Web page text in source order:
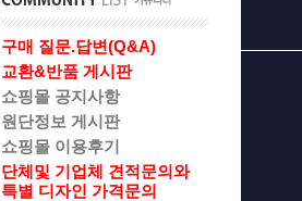
구매 질문.답변(Q&A)
교환&반품 게시판
쇼핑몰 공지사항
원단정보 게시판
쇼핑몰 이용후기
단체및 기업체 견적문의와
특별 디자인 가격문의